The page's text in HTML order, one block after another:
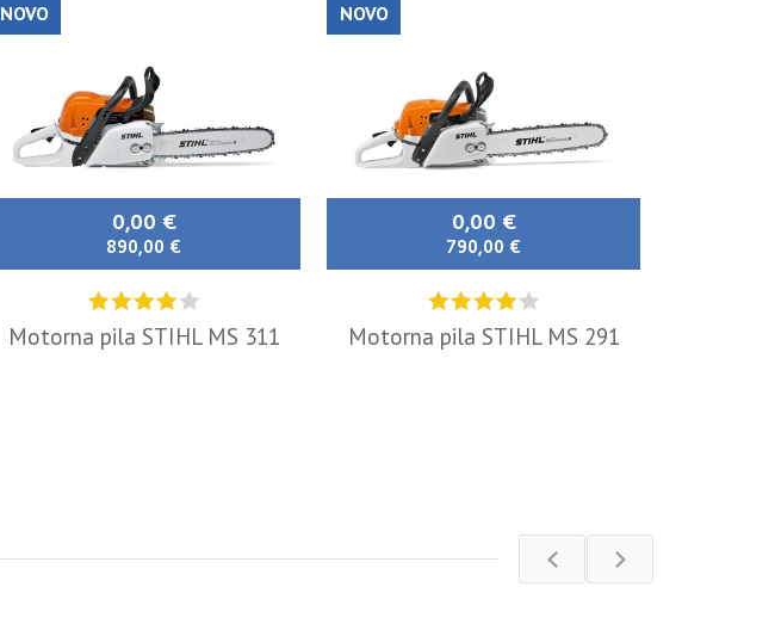
0,00 €
890,00 €
NOVO
Motorna pila STIHL MS 311
0,00 €
790,00 €
NOVO
Motorna pila STIHL MS 291